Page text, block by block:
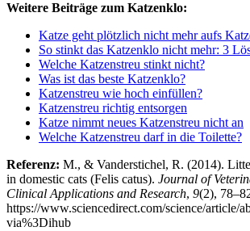
Weitere Beiträge zum Katzenklo:
Katze geht plötzlich nicht mehr aufs
So stinkt das Katzenklo nicht mehr: 3
Welche Katzenstreu stinkt nicht?
Was ist das beste Katzenklo?
Katzenstreu wie hoch einfüllen?
Katzenstreu richtig entsorgen
Katze nimmt neues Katzenstreu nicht an
Welche Katzenstreu darf in die Toilette?
Referenz: M., & Vanderstichel, R. (2014).
in domestic cats (Felis catus). Journal of
Clinical Applications and Research, 9(2),
https://www.sciencedirect.com/science/article/
via%3Dihub